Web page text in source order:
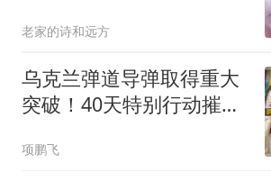
老家的诗和远方
乌克兰弹道导弹取得重大
突破！40天特别行动摧毁
项鹏飞